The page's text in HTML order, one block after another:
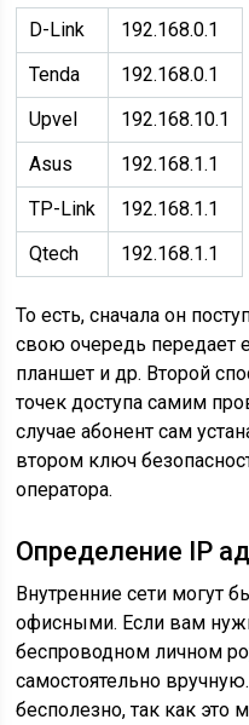
D-Link
192.168.0.1
Tenda
192.168.0.1
Upvel
192.168.10.1
Asus
192.168.1.1
TP-Link
192.168.1.1
Qtech
192.168.1.1
То есть, сначала он
свою очередь передает
планшет и др. Второй
точек доступа самим
случае абонент сам
втором ключ
оператора.
Определение IP
Внутренние сети могут
офисными. Если вам
беспроводном личном
самостоятельно
бесполезно, так как это